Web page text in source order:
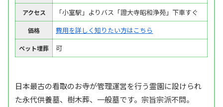
アクセス 「小室駅」よりバス「證大寺昭和浄苑」下車すぐ
価格 費用を詳しく知りたい方はこちら
ペット埋葬 可
日本最古の看取のお寺が管理運営を行う霊園に設けられ
た永代供養墓、樹木葬、一般墓です。宗旨宗派不問。